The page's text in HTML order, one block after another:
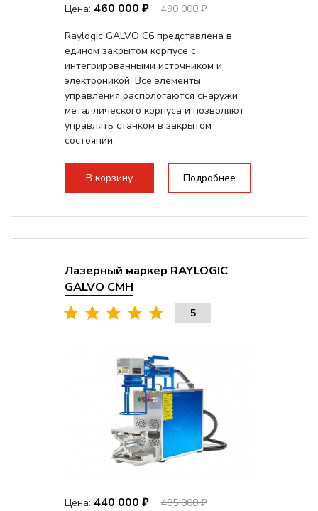
Цена: 460 000 ₽
490 000 ₽
Raylogic GALVO C6 представлена в
едином закрытом корпусе с
интегрированными источником и
электроникой. Все элементы
управления распологаются снаружи
металлического корпуса и позволяют
управлять станком в закрытом
состоянии.
В корзину Подробнее
Лазерный маркер RAYLOGIC
GALVO CMH
5
Цена: 440 000 ₽
485 000 ₽